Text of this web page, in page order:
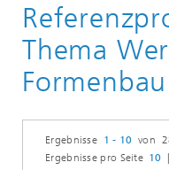
Werkzeug- und
Thema
Formenbau
Ergebnisse 1 - 10 von
Ergebnisse pro Seite 10